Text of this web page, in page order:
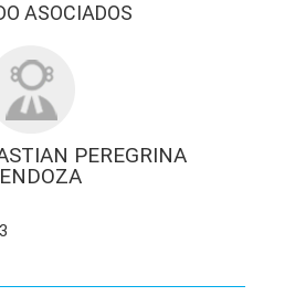
ASOCIADOS
PEREGRINA